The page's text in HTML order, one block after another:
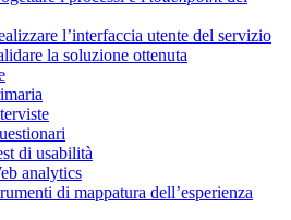
l’interfaccia utente del servizio
la soluzione ottenuta
di usabilità
analytics
di mappatura dell’esperienza